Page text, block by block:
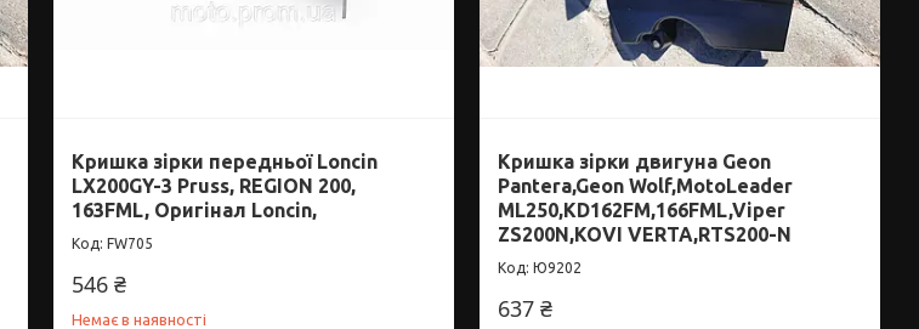
Кришка зірки передньої Loncin
LX200GY-3 Pruss, REGION 200,
163FML, Оригінал Loncin,
FW705
546 ₴
Немає в наявності
Кришка зірки двигуна Geon
Pantera,Geon Wolf,MotoLeader
ML250,KD162FM,166FML,Viper
ZS200N,KOVI VERTA,RTS200-N
Ю9202
637 ₴